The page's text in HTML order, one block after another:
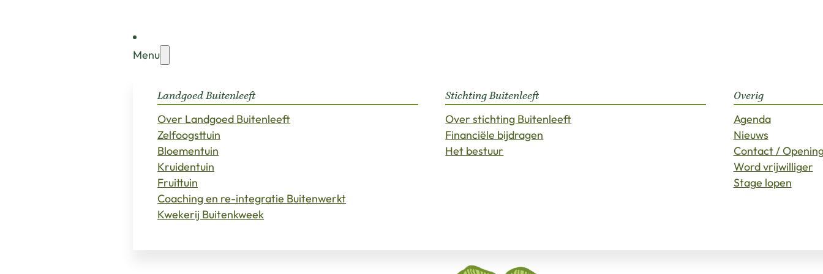
Menu
Landgoed Buitenleeft
Over Landgoed Buitenleeft
Zelfoogsttuin
Bloementuin
Kruidentuin
Fruittuin
Coaching en re-integratie Buitenwerkt
Kwekerij Buitenkweek
Stichting Buitenleeft
Over stichting Buitenleeft
Financiële bijdragen
Het bestuur
Overig
Agenda
Nieuws
Contact /
Word vrijwilliger
Stage lopen